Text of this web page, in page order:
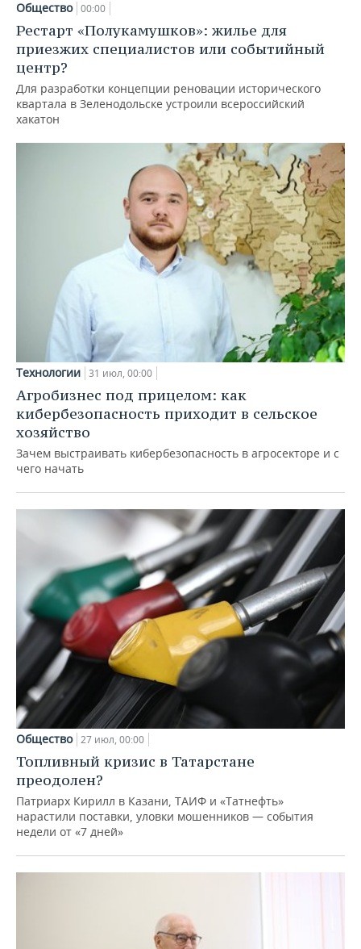
Общество 00:00
Рестарт «Полукамушков»: жилье для
приезжих специалистов или событийный
центр?
Для разработки концепции реновации исторического
квартала в Зеленодольске устроили всероссийский
хакатон
Технологии 31 июл, 00:00
Агробизнес под прицелом: как
кибербезопасность приходит в сельское
хозяйство
Зачем выстраивать кибербезопасность в агросекторе и с
чего начать
Общество 27 июл, 00:00
Топливный кризис в Татарстане
преодолен?
Патриарх Кирилл в Казани, ТАИФ и «Татнефть»
нарастили поставки, уловки мошенников — события
недели от «7 дней»